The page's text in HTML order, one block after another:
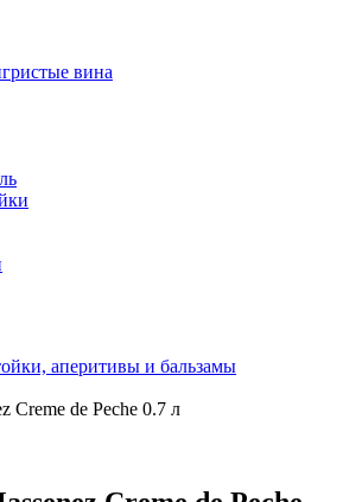
вина
аперитивы и бальзамы
Creme de Peche 0.7 л